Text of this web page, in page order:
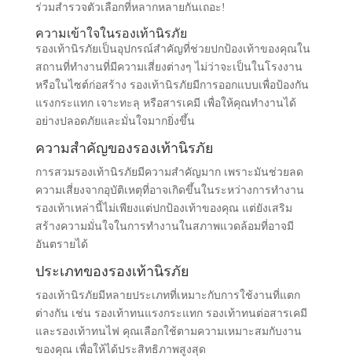
ร่วมสำรวจตัวเลือกที่หลากหลายกันเถอะ!
ความเข้าใจในรองเท้านิรภัย
รองเท้านิรภัยเป็นอุปกรณ์สำคัญที่ช่วยปกป้องเท้าของคุณใน
สถานที่ทำงานที่มีความเสี่ยงต่างๆ ไม่ว่าจะเป็นในโรงงาน
หรือในไซต์ก่อสร้าง รองเท้านิรภัยมีการออกแบบเพื่อป้องกัน
แรงกระแทก เจาะทะลุ หรือสารเคมี เพื่อให้คุณทำงานได้
อย่างปลอดภัยและมั่นใจมากยิ่งขึ้น
ความสำคัญของรองเท้านิรภัย
การสวมรองเท้านิรภัยมีความสำคัญมาก เพราะมันช่วยลด
ความเสี่ยงจากอุบัติเหตุที่อาจเกิดขึ้นในระหว่างการทำงาน
รองเท้าเหล่านี้ไม่เพียงแต่ปกป้องเท้าของคุณ แต่ยังเสริม
สร้างความมั่นใจในการทำงานในสภาพแวดล้อมที่อาจมี
อันตรายได้
ประเภทของรองเท้านิรภัย
รองเท้านิรภัยมีหลายประเภทที่เหมาะกับการใช้งานที่แตก
ต่างกัน เช่น รองเท้าทนแรงกระแทก รองเท้าทนต่อสารเคมี
และรองเท้าทนไฟ คุณเลือกใช้ตามความเหมาะสมกับงาน
ของคุณ เพื่อให้ได้ประสิทธิภาพสูงสุด